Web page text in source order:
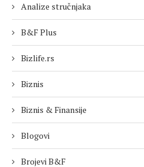
Analize stručnjaka
B&F Plus
Bizlife.rs
Biznis
Biznis & Finansije
Blogovi
Brojevi B&F